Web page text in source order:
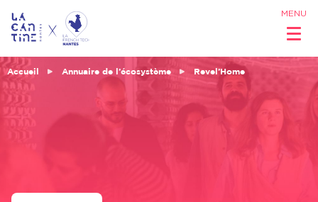
MENU
Qui sommes
Réseau &
Accueil Annuaire de l’écosystème Revel’Home